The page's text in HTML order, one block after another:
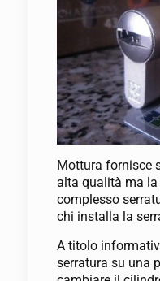
Mottura fornisce
alta qualità ma
complesso
chi installa la
A titolo
serratura su una